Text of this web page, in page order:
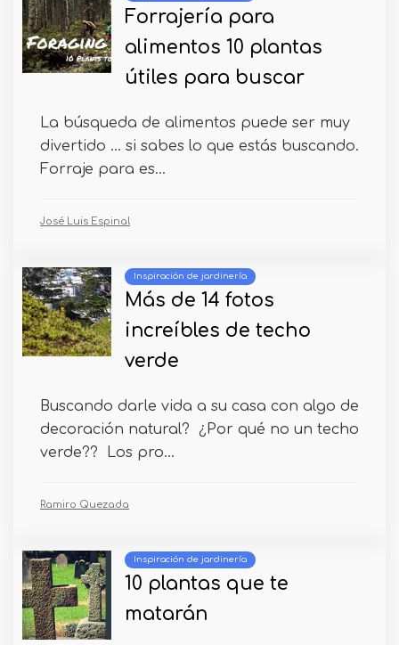
Forrajería para
alimentos 10 plantas
útiles para buscar
La búsqueda de alimentos puede ser muy
divertido ... si sabes lo que estás buscando.
Forraje para es...
José Luis Espinal
Inspiración de jardinería
Más de 14 fotos
increíbles de techo
verde
Buscando darle vida a su casa con algo de
decoración natural? ¿Por qué no un techo
verde?? Los pro...
Ramiro Quezada
Inspiración de jardinería
10 plantas que te
matarán